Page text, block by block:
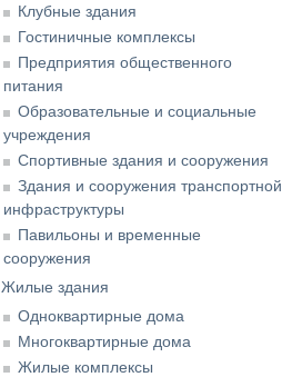
Клубные здания
Гостиничные комплексы
Предприятия общественного
питания
Образовательные и социальные
учреждения
Спортивные здания и сооружения
Здания и сооружения транспортной
инфраструктуры
Павильоны и временные
сооружения
Жилые здания
Одноквартирные дома
Многоквартирные дома
Жилые комплексы